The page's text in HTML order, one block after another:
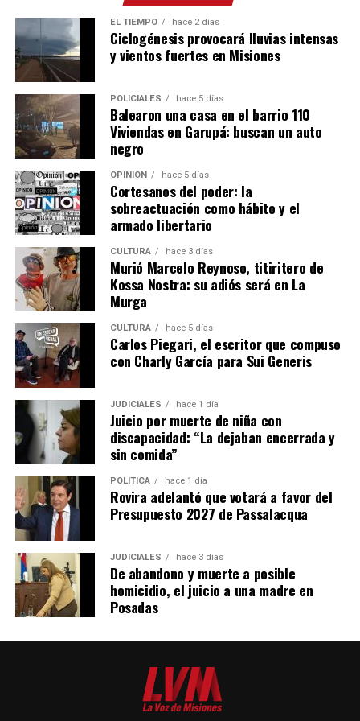
Para Skölfman, que habitualmente se desempeña en
diseño y planificación, la experiencia tiene un valor
especial:
“Una cosa es diseñar una máquina en la computadora y
otra muy distinta es subirse a un tractor, sentir cómo
trabaja y entender en condiciones reales lo que uno
proyecta”.
Una fábrica misionera con proyección
internacional
La empresa Lory emplea actualmente a 17 personas,
entre personal administrativo, ingenieros de diseño y
operarios de producción.
La firma fabrica cosechadoras de yerba mate, té y
tabaco, además de implementos agrícolas como
desmalezadoras, fumigadoras, fertilizadoras y otros
equipos adaptados a las condiciones productivas de
Misiones.
Ante la caída de las ventas de maquinaria en los últimos
años, la empresa decidió diversificar su actividad
incorporando reparaciones, servicios de corte con
pantógrafo y trabajos de diseño para terceros.
“Nos abrimos un poco para no dejar sin trabajo a los
muchachos. Formar un operario lleva años y perder ese
capital humano sería un retroceso enorme”, afirmó
Lory.
Tecnología pensada para Misiones
EL TIEMPO hace 2 días
Ciclogénesis provocará lluvias intensas
y vientos fuertes en Misiones
POLICIALES hace 5 días
Balearon una casa en el barrio 110
Viviendas en Garupá: buscan un auto
negro
OPINIÓN hace 5 días
Cortesanos del poder: la
sobreactuación como hábito y el
armado libertario
CULTURA hace 3 días
Murió Marcelo Reynoso, titiritero de
Kossa Nostra: su adiós será en La
Murga
CULTURA hace 5 días
Carlos Piegari, el escritor que compuso
con Charly García para Sui Generis
JUDICIALES hace 1 día
Juicio por muerte de niña con
discapacidad: “La dejaban encerrada y
sin comida”
POLÍTICA hace 1 día
Rovira adelantó que votará a favor del
Presupuesto 2027 de Passalacqua
JUDICIALES hace 3 días
De abandono y muerte a posible
homicidio, el juicio a una madre en
Posadas